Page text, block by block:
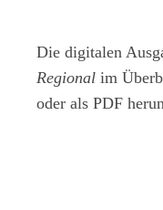
Die digitalen
Regional im
oder als PDF